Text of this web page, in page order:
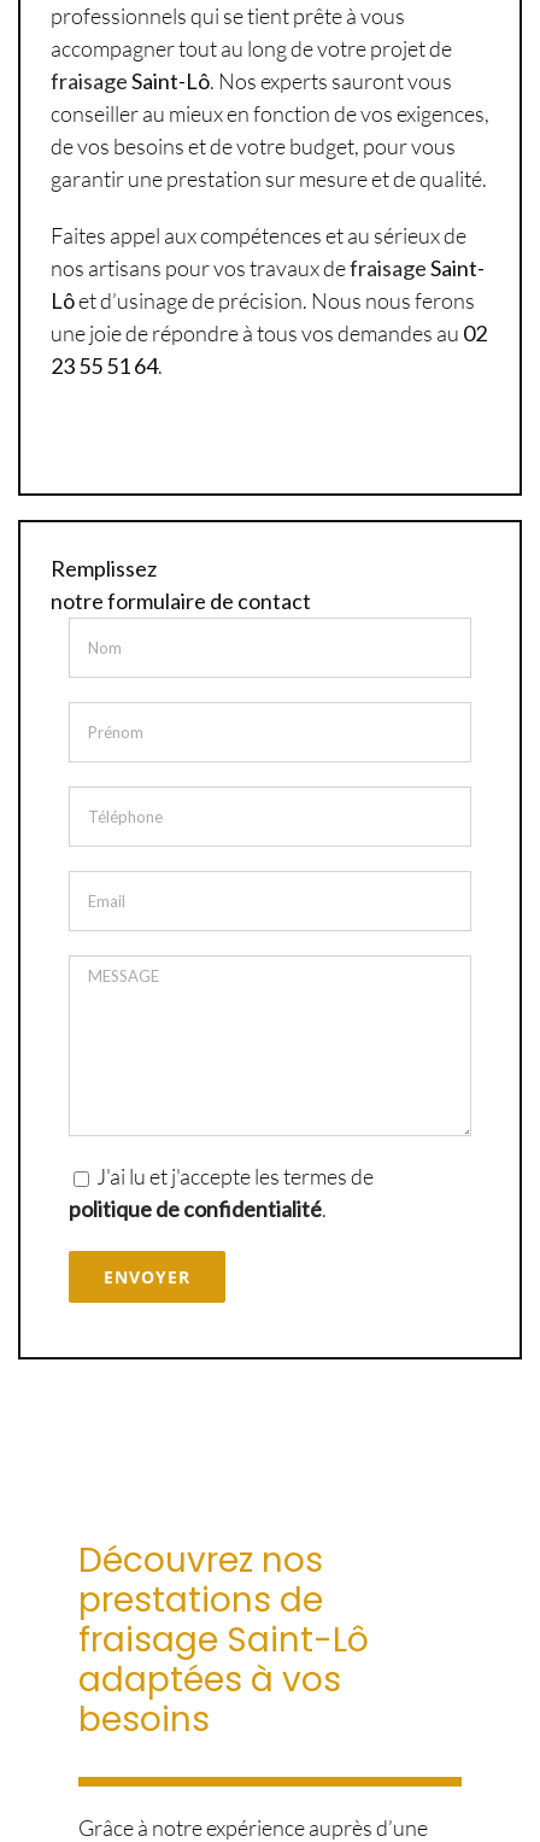
professionnels qui se tient prête à vous
accompagner tout au long de votre projet de
fraisageSaint-Lô. Nos experts sauront vous
conseiller au mieux en fonction de vos exigences,
de vos besoins et de votre budget, pour vous
garantir une prestation sur mesure et de qualité.
Faites appel aux compétences et au sérieux de
nos artisans pour vos travaux defraisageSaint-
Lôet d’usinage de précision. Nous nous ferons
une joie de répondre à tous vos demandes au 02
23 55 51 64.
Remplissez
notre formulaire de contact
J'ai lu et j'accepte les termes de
politique de confidentialité.
Découvrez nos
prestations de
fraisage Saint-Lô
adaptées à vos
besoins
Grâce à notre expérience auprès d’une